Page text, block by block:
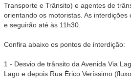
Transporte e Trânsito) e agentes de
orientando os motoristas. As interdições
e seguirão até às 11h30.
Confira abaixo os pontos de interdição:
1 - Desvio de trânsito da Avenida Via
Lago e depois Rua Érico Veríssimo